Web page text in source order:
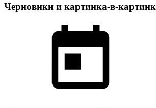
Черновики и картинка-в-